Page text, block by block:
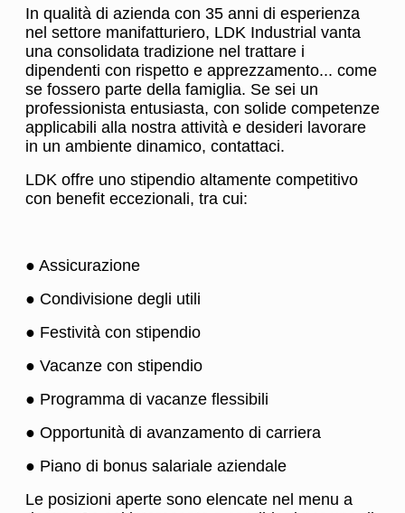
In qualità di azienda con 35 anni di esperienza
nel settore manifatturiero, LDK Industrial vanta
una consolidata tradizione nel trattare i
dipendenti con rispetto e apprezzamento... come
se fossero parte della famiglia. Se sei un
professionista entusiasta, con solide competenze
applicabili alla nostra attività e desideri lavorare
in un ambiente dinamico, contattaci.
LDK offre uno stipendio altamente competitivo
con benefit eccezionali, tra cui:
● Assicurazione
● Condivisione degli utili
● Festività con stipendio
● Vacanze con stipendio
● Programma di vacanze flessibili
● Opportunità di avanzamento di carriera
● Piano di bonus salariale aziendale
Le posizioni aperte sono elencate nel menu a